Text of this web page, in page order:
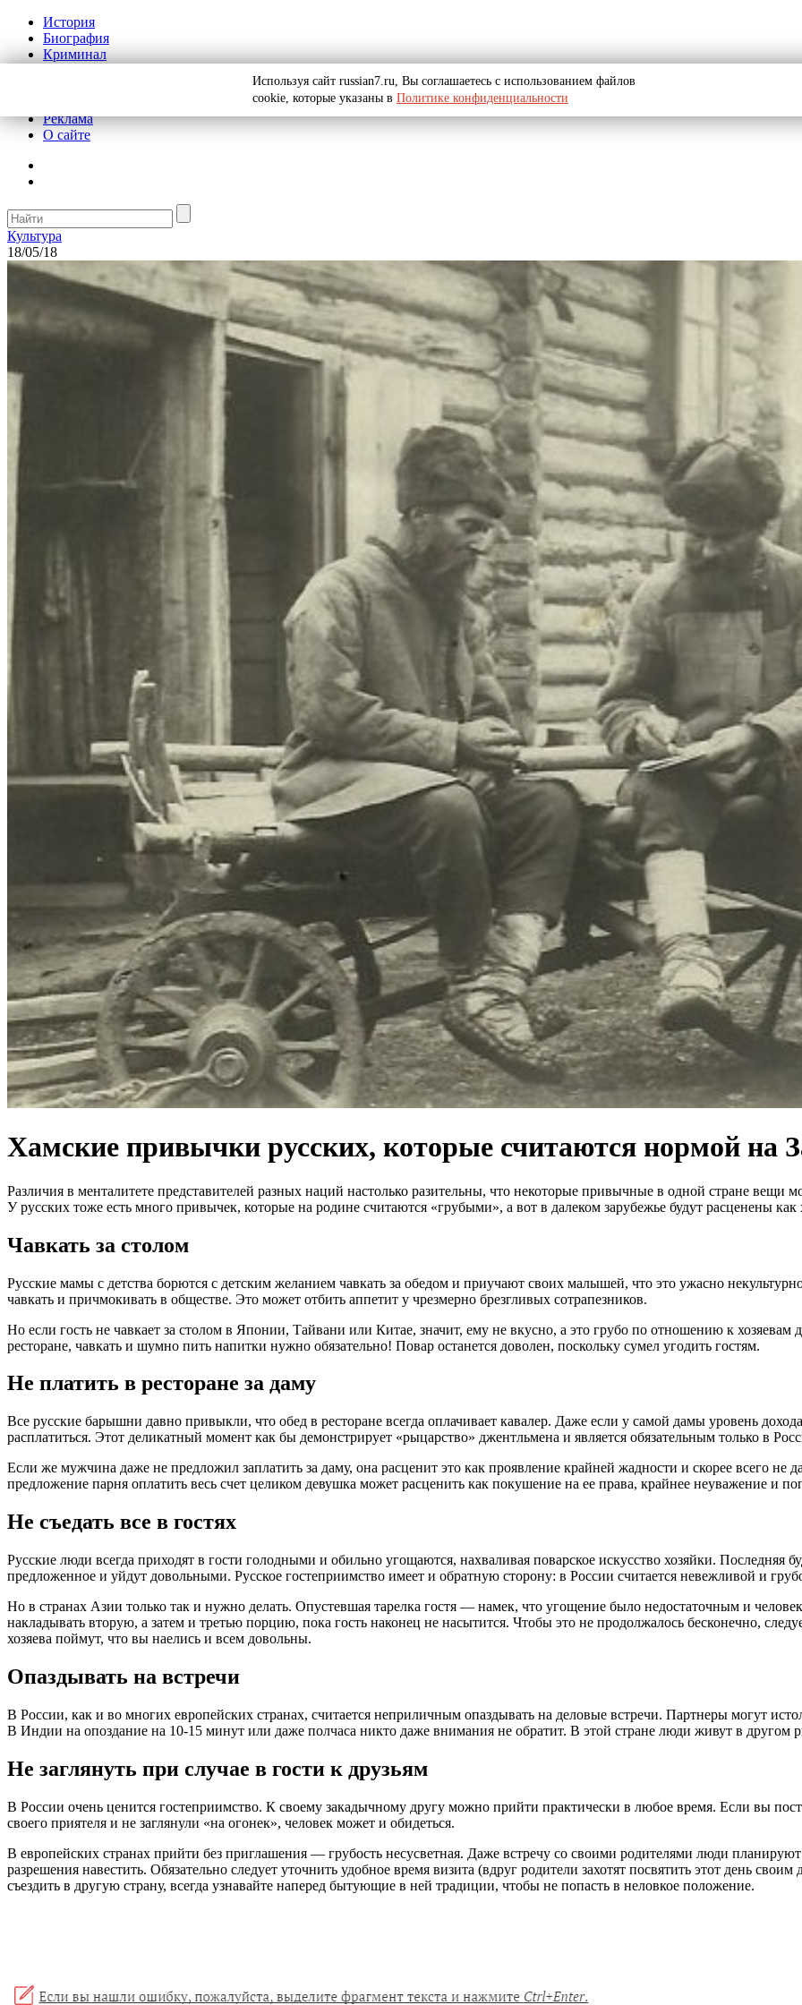
История
Биография
Криминал
Реклама
О сайте
Культура
18/05/18
Хамские привычки русских, которые считаются нормой на
Различия в менталитете представителей разных наций настолько разительны, что некоторые привычные в одной стране вещи
У русских тоже есть много привычек, которые на родине считаются «грубыми», а вот в далеком зарубежье будут расценены
Чавкать за столом
Русские мамы с детства борются с детским желанием чавкать за обедом и приучают своих малышей, что это ужасно
чавкать и причмокивать в обществе. Это может отбить аппетит у чрезмерно брезгливых сотрапезников.
Но если гость не чавкает за столом в Японии, Тайвани или Китае, значит, ему не вкусно, а это грубо по отношению к
ресторане, чавкать и шумно пить напитки нужно обязательно! Повар останется доволен, поскольку сумел угодить гостям.
Не платить в ресторане за даму
Все русские барышни давно привыкли, что обед в ресторане всегда оплачивает кавалер. Даже если у самой дамы уровень
расплатиться. Этот деликатный момент как бы демонстрирует «рыцарство» джентльмена и является обязательным только в
Если же мужчина даже не предложил заплатить за даму, она расценит это как проявление крайней жадности и скорее всего не
предложение парня оплатить весь счет целиком девушка может расценить как покушение на ее права, крайнее неуважение и
Не съедать все в гостях
Русские люди всегда приходят в гости голодными и обильно угощаются, нахваливая поварское искусство хозяйки. Последняя
предложенное и уйдут довольными. Русское гостеприимство имеет и обратную сторону: в России считается невежливой и
Но в странах Азии только так и нужно делать. Опустевшая тарелка гостя — намек, что угощение было недостаточным и
накладывать вторую, а затем и третью порцию, пока гость наконец не насытится. Чтобы это не продолжалось бесконечно,
хозяева поймут, что вы наелись и всем довольны.
Опаздывать на встречи
В России, как и во многих европейских странах, считается неприличным опаздывать на деловые встречи. Партнеры могут
В Индии на опоздание на 10-15 минут или даже полчаса никто даже внимания не обратит. В этой стране люди живут в другом
Не заглянуть при случае в гости к друзьям
В России очень ценится гостеприимство. К своему закадычному другу можно прийти практически в любое время. Если вы
своего приятеля и не заглянули «на огонек», человек может и обидеться.
В европейских странах прийти без приглашения — грубость несусветная. Даже встречу со своими родителями люди
разрешения навестить. Обязательно следует уточнить удобное время визита (вдруг родители захотят посвятить этот день
съездить в другую страну, всегда узнавайте наперед бытующие в ней традиции, чтобы не попасть в неловкое положение.
Используя сайт russian7.ru, Вы соглашаетесь с использованием файлов
cookie, которые указаны в Политике конфиденциальности